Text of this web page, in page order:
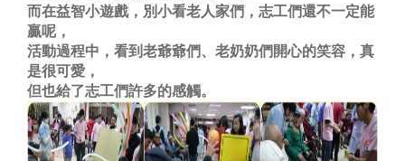
而在益智小遊戲，別小看老人家們，志工們還不一定能
贏呢，
活動過程中，看到老爺爺們、老奶奶們開心的笑容，真
是很可愛，
但也給了志工們許多的感觸。